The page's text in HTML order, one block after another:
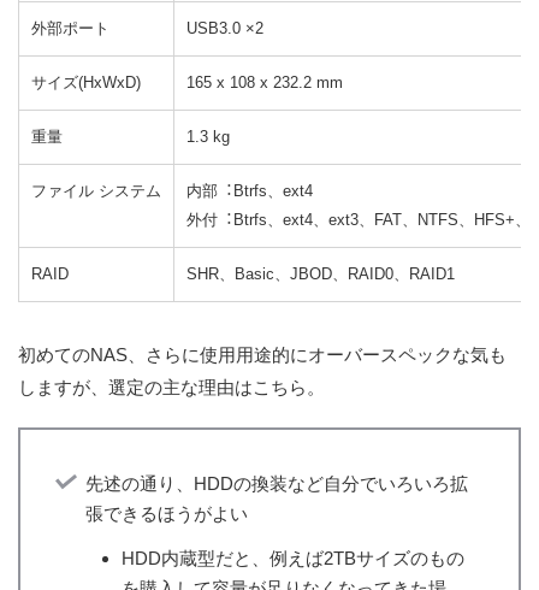
外部ポート USB3.0 ×2
サイズ(HxWxD) 165 x 108 x 232.2 mm
重量 1.3 kg
ファイル システム
内部︓Btrfs、ext4
外付︓Btrfs、ext4、ext3、FAT、NTFS、HFS+、
RAID SHR、Basic、JBOD、RAID0、RAID1
初めてのNAS、さらに使用用途的にオーバースペックな気も
しますが、選定の主な理由はこちら。
先述の通り、HDDの換装など自分でいろいろ拡
張できるほうがよい
HDD内蔵型だと、例えば2TBサイズのもの